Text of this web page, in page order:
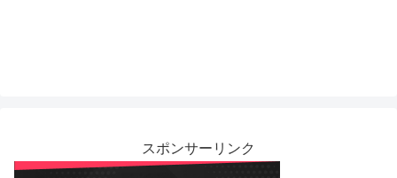
スポンサーリンク